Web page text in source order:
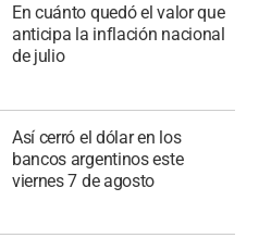
En cuánto quedó el valor que
anticipa la inflación nacional
de julio
Así cerró el dólar en los
bancos argentinos este
viernes 7 de agosto